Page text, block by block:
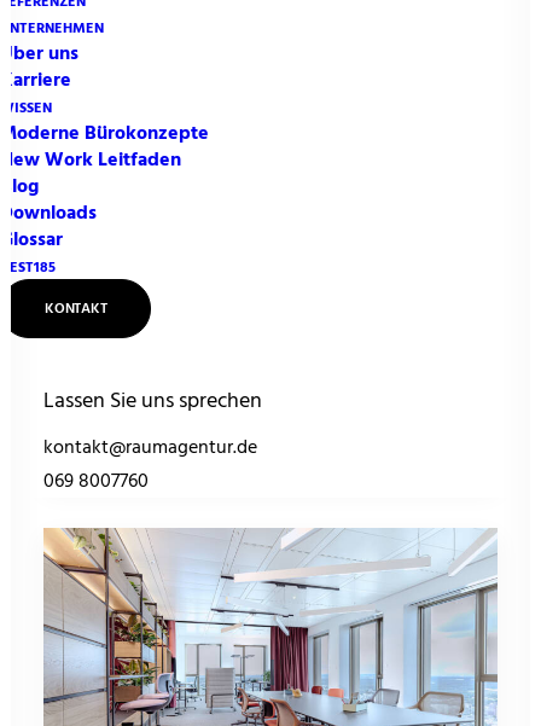
UNTERNEHMEN
Über uns
Karriere
WISSEN
Moderne Bürokonzepte
New Work Leitfaden
Blog
Downloads
Glossar
NEST185
KONTAKT
Lassen Sie uns sprechen
kontakt@raumagentur.de
069 8007760
Mieten statt Kaufen:
Bürolösungen
BlogbeitragMieten…